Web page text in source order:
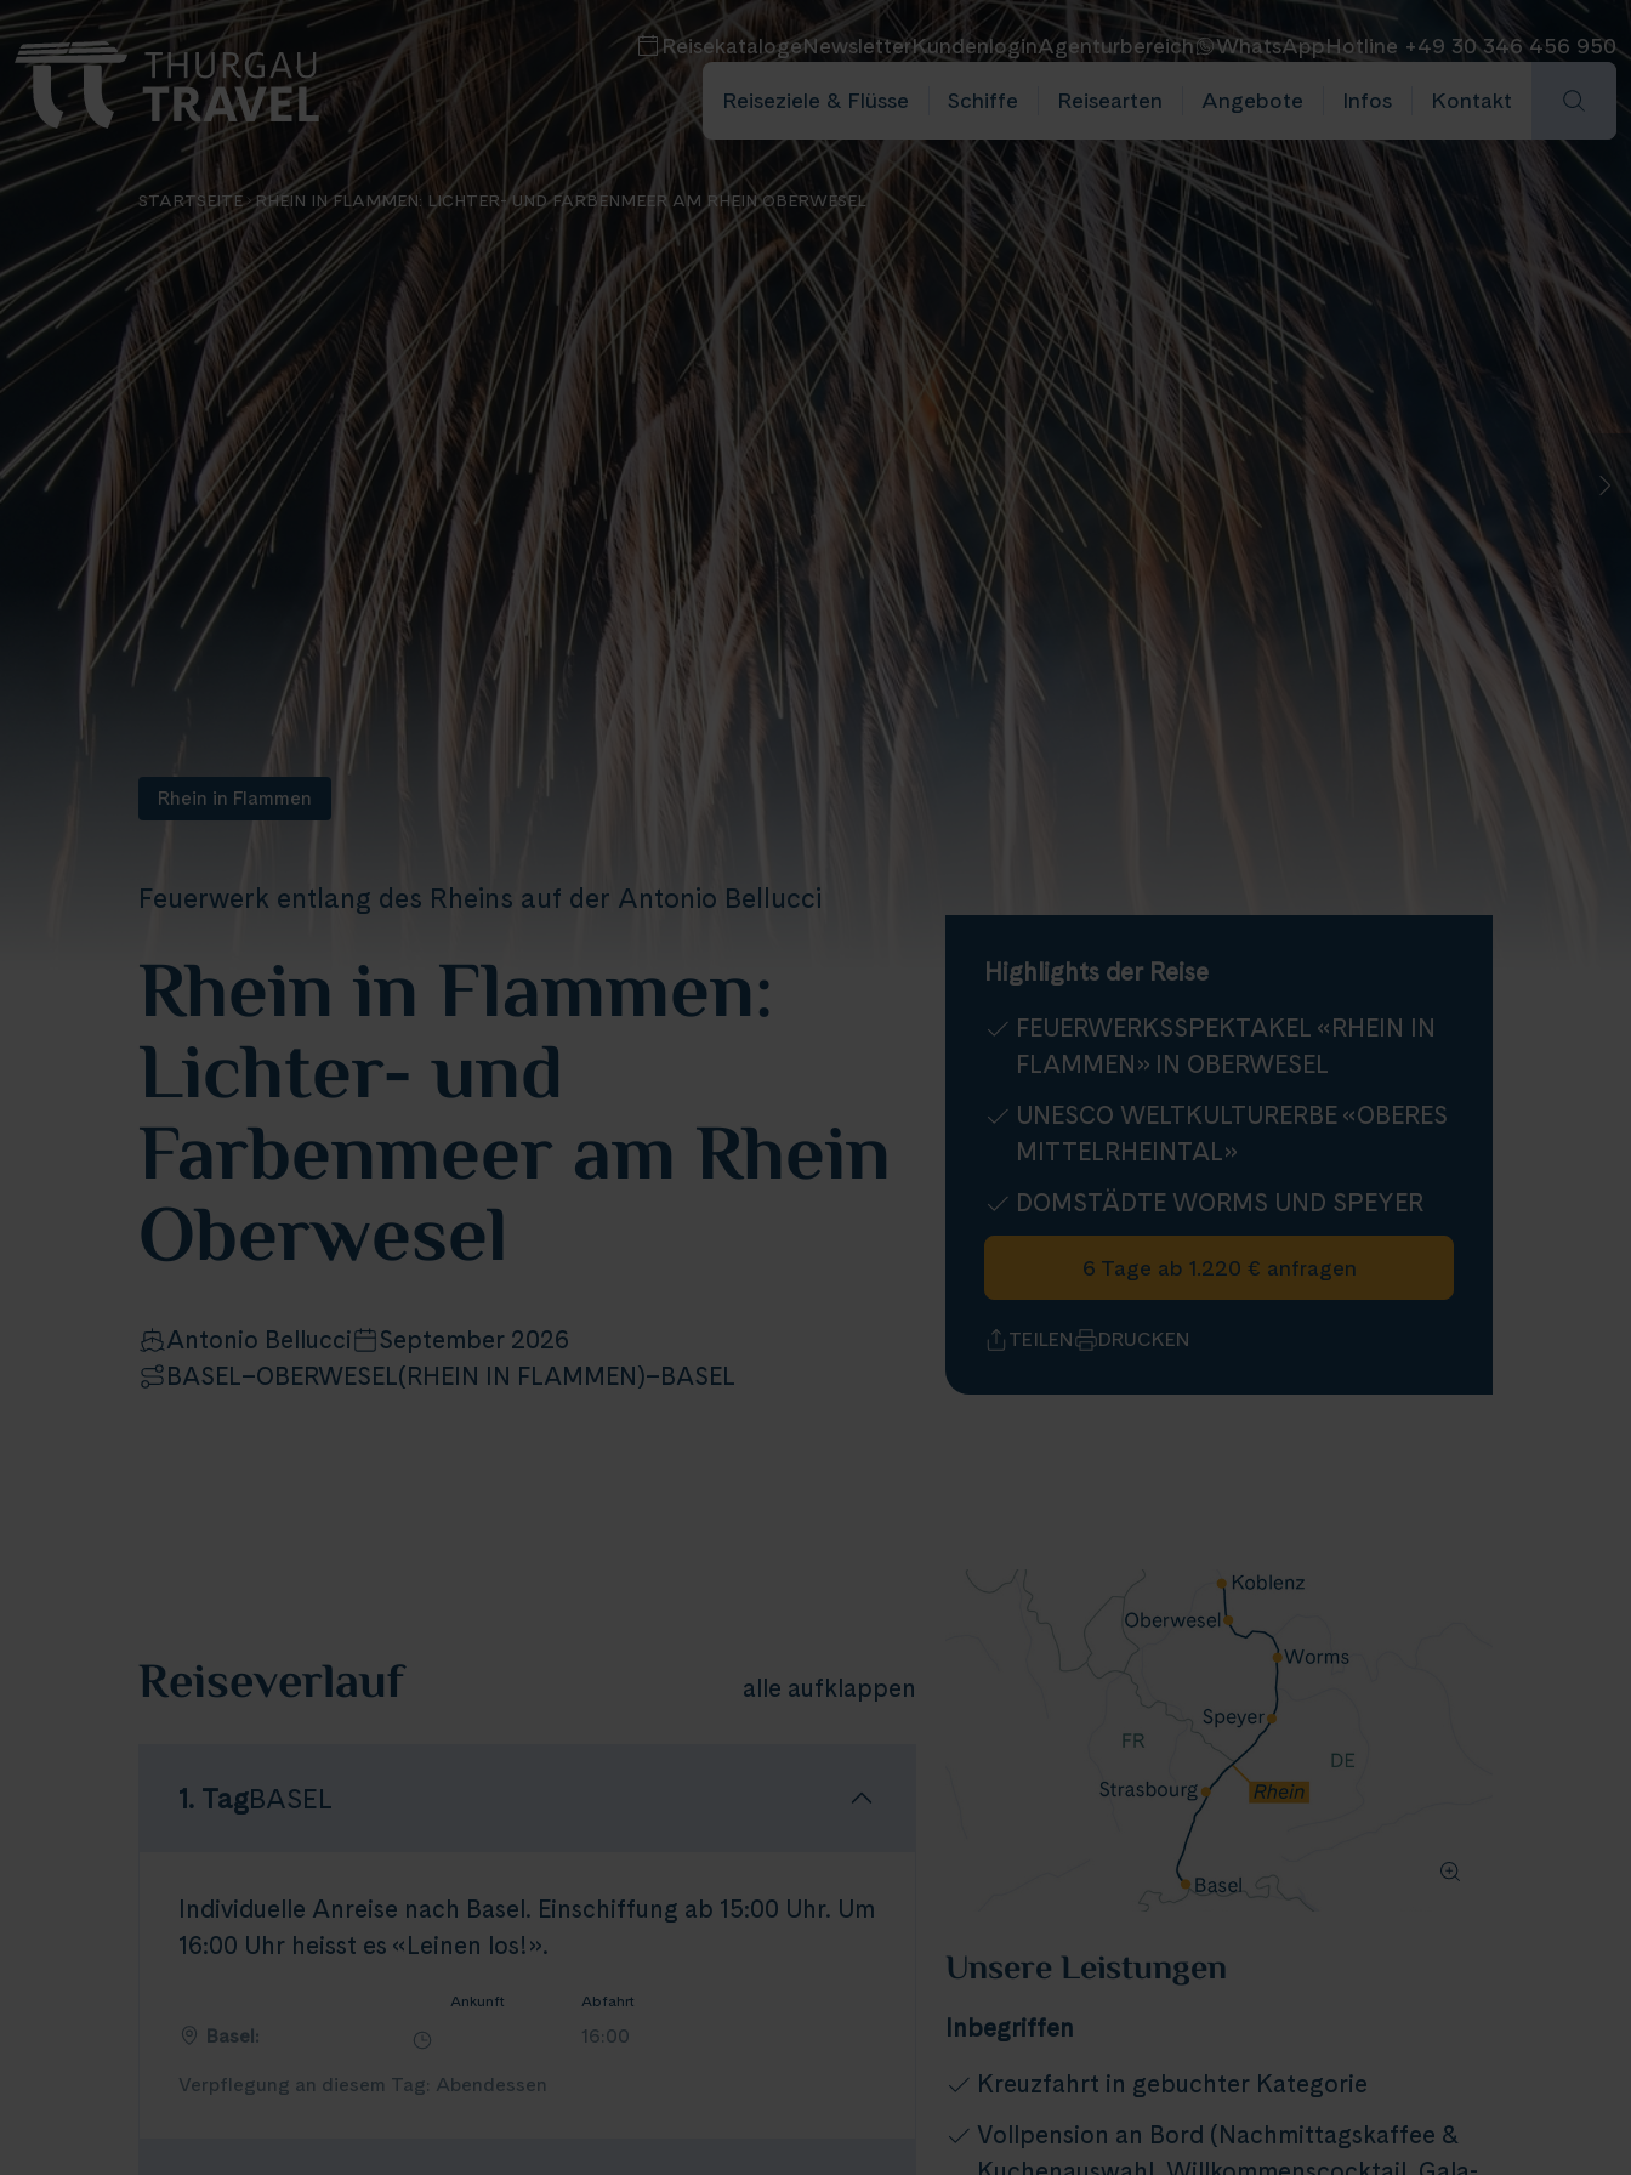
ReisekatalogeNewsletterKundenloginAgenturbereich WhatsAppHotline +49 30 346 456 950
Reiseziele & Flüsse Schiffe Reisearten Angebote Infos Kontakt
STARTSEITE RHEIN IN FLAMMEN: LICHTER- UND FARBENMEER AM RHEIN OBERWESEL
Rhein in Flammen
Feuerwerk entlang des Rheins auf der Antonio Bellucci
Rhein in Flammen:
Lichter- und
Farbenmeer am Rhein
Oberwesel
Antonio Bellucci
September 2026
BASEL–OBERWESEL(RHEIN IN FLAMMEN)–BASEL
Highlights der Reise
FEUERWERKSSPEKTAKEL «RHEIN IN
FLAMMEN» IN OBERWESEL
UNESCO WELTKULTURERBE «OBERES
MITTELRHEINTAL»
DOMSTÄDTE WORMS UND SPEYER
6 Tage ab 1.220 € anfragen
TEILEN DRUCKEN
Reiseverlauf alle aufklappen
1. TagBASEL
Individuelle Anreise nach Basel. Einschiffung ab 15:00 Uhr. Um
16:00 Uhr heisst es «Leinen los!».
Ankunft Abfahrt
Basel: 16:00
Verpflegung an diesem Tag: Abendessen
Unsere Leistungen
Inbegriffen
Kreuzfahrt in gebuchter Kategorie
Vollpension an Bord (Nachmittagskaffee &